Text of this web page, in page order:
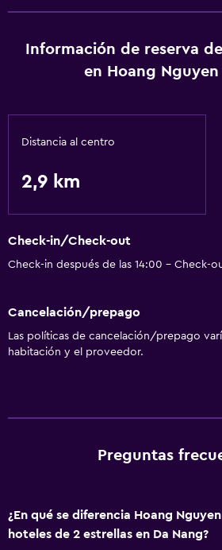
Información de reserva
en Hoang Nguyen
Distancia al centro
2,9 km
Check-in/Check-out
Check-in después de las 14:00 - Check-
Cancelación/prepago
Las políticas de cancelación/prepago
habitación y el proveedor.
Preguntas
¿En qué se diferencia Hoang
hoteles de 2 estrellas en Da Nang?